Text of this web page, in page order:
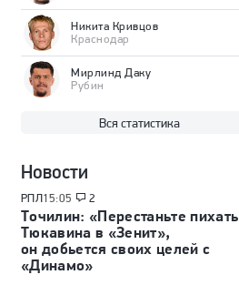
Никита Кривцов
Краснодар
Мирлинд Даку
Рубин
Вся статистика
Новости
РПЛ15:05 2
Точилин: «Перестаньте пихать
Тюкавина в «Зенит»,
он добьется своих целей с
«Динамо»